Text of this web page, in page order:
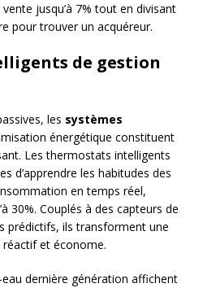
jusqu’à 7% tout en divisant
pour trouver un acquéreur.
de gestion
les systèmes
énergétique constituent
Les thermostats intelligents
d’apprendre les habitudes des
en temps réel,
30%. Couplés à des capteurs de
prédictifs, ils transforment une
et économe.
dernière génération affichent